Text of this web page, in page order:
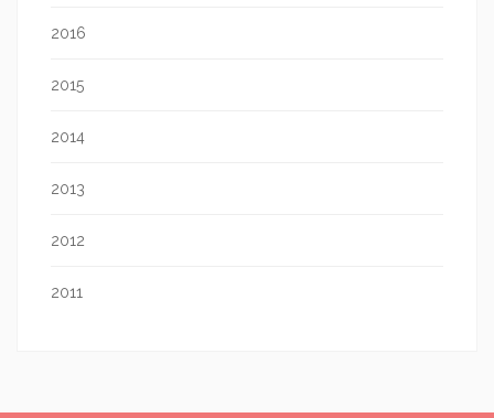
2016
2015
2014
2013
2012
2011